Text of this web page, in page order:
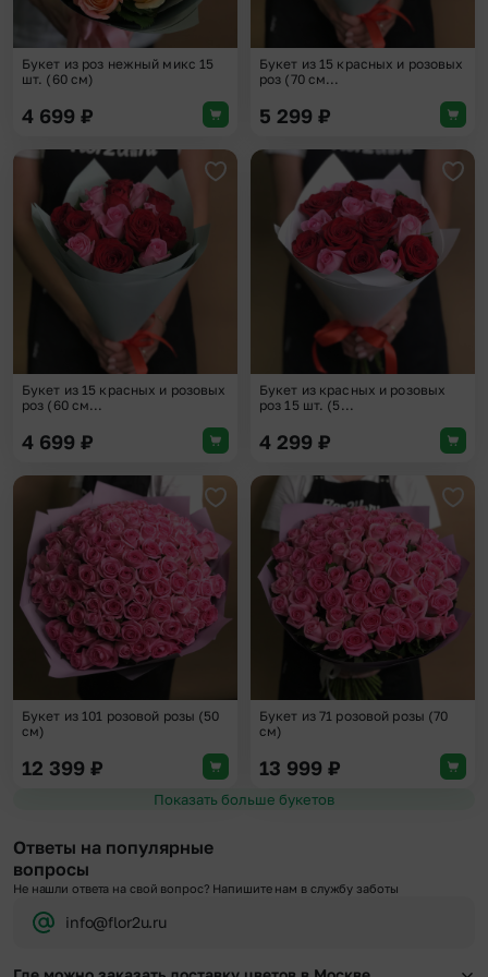
Букет из роз нежный микс 15
шт. (60 см)
4 699 ₽
Букет из 15 красных и розовых
роз (70 см...
5 299 ₽
Добавить в избранное
Букет из 15 красных и розовых
роз (60 см...
4 699 ₽
Букет из красных и розовых
роз 15 шт. (5...
4 299 ₽
Добавить в избранное
Букет из 101 розовой розы (50
см)
12 399 ₽
Букет из 71 розовой розы (70
см)
13 999 ₽
Показать больше букетов
Ответы на популярные
вопросы
Не нашли ответа на свой вопрос? Напишите нам в службу заботы
info@flor2u.ru